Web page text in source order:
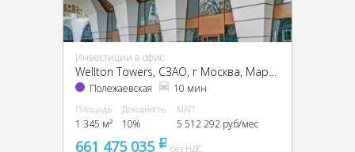
Инвестиции в офис
Wellton Towers, CЗАО, г Москва, Маршала Жукова пр-т, 39
Полежаевская 10 мин
Площадь
1 345 м²
Доходность
10%
МАП
5 512 292 руб/мес
661 475 035 pуббез НДС